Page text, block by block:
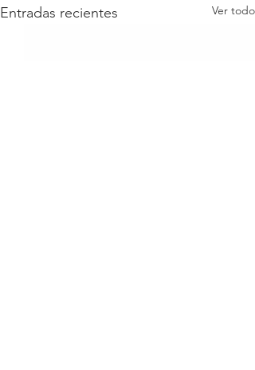
Entradas recientes Ver todo